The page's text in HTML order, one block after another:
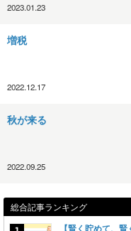
2023.01.23
増税
2022.12.17
秋が来る
2022.09.25
総合記事ランキング
【賢く貯めて、